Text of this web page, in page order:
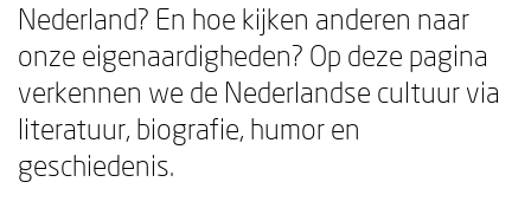
Nederland? En hoe kijken anderen naar
onze eigenaardigheden? Op deze pagina
verkennen we de Nederlandse cultuur via
literatuur, biografie, humor en
geschiedenis.